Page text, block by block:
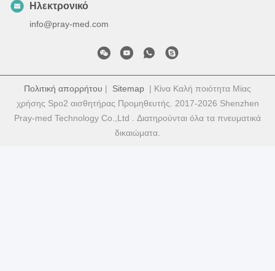
Ηλεκτρονικό
info@pray-med.com
Πολιτική απορρήτου | Sitemap | Κίνα Καλή ποιότητα Μίας
χρήσης Spo2 αισθητήρας Προμηθευτής. 2017-2026 Shenzhen
Pray-med Technology Co.,Ltd . Διατηρούνται όλα τα πνευματικά
δικαιώματα.